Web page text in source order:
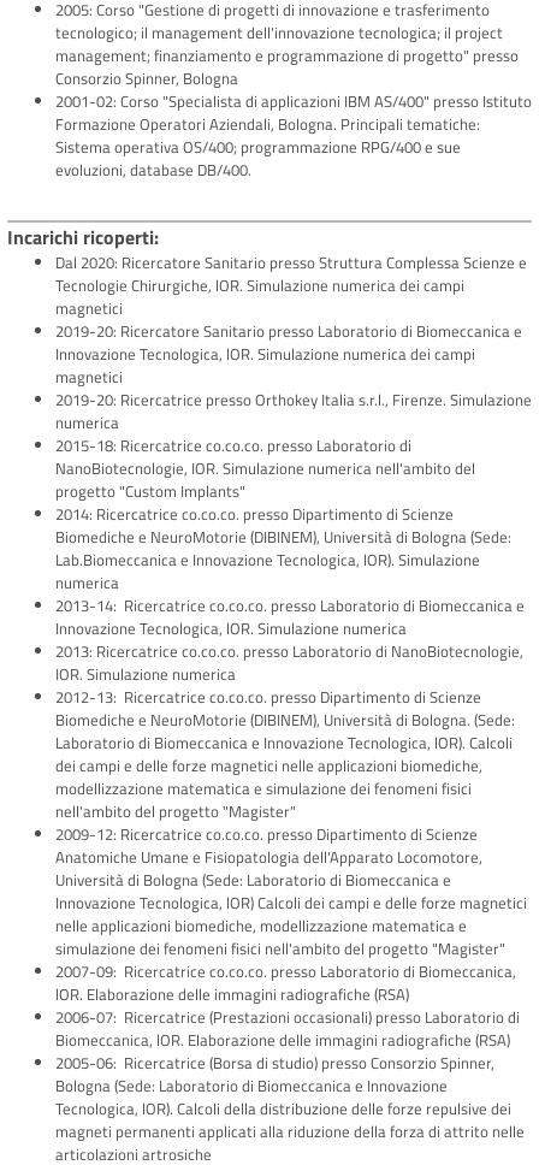
2005: Corso "Gestione di progetti di innovazione e trasferimento
tecnologico; il management dell'innovazione tecnologica; il project
management; finanziamento e programmazione di progetto" presso
Consorzio Spinner, Bologna
2001-02: Corso "Specialista di applicazioni IBM AS/400" presso Istituto
Formazione Operatori Aziendali, Bologna. Principali tematiche:
Sistema operativa OS/400; programmazione RPG/400 e sue
evoluzioni, database DB/400.
Incarichi ricoperti
Dal 2020: Ricercatore Sanitario presso Struttura Complessa Scienze e
Tecnologie Chirurgiche, lOR. Simulazione numerica dei campi
magnetici
2019-20: Ricercatore Sanitario presso Laboratorio di Biomeccanica e
Innovazione Tecnologica, lOR. Simulazione numerica dei campi
magnetici
2019-20: Ricercatrice presso Orthokey Italia s.r.l., Firenze. Simulazione
numerica
2015-18: Ricercatrice co.co.co. presso Laboratorio di
NanoBiotecnologie, IOR. Simulazione numerica nell'ambito del
progetto "Custom Implants"
2014: Ricercatrice co.co.co. presso Dipartimento di Scienze
Biomediche e NeuroMotorie (DIBINEM), Università di Bologna (Sede:
Lab.Biomeccanica e Innovazione Tecnologica, lOR). Simulazione
numerica
2013-14: Ricercatrice co.co.co. presso Laboratorio di Biomeccanica e
Innovazione Tecnologica, lOR. Simulazione numerica
2013: Ricercatrice co.co.co. presso Laboratorio di NanoBiotecnologie,
IOR. Simulazione numerica
2012-13: Ricercatrice co.co.co. presso Dipartimento di Scienze
Biomediche e NeuroMotorie (DIBINEM), Università di Bologna. (Sede:
Laboratorio di Biomeccanica e Innovazione Tecnologica, lOR). Calcoli
dei campi e delle forze magnetici nelle applicazioni biomediche,
modellizzazione matematica e simulazione dei fenomeni fisici
nell'ambito del progetto "Magister"
2009-12: Ricercatrice co.co.co. presso Dipartimento di Scienze
Anatomiche Umane e Fisiopatologia dell'Apparato Locomotore,
Università di Bologna (Sede: Laboratorio di Biomeccanica e
Innovazione Tecnologica, lOR) Calcoli dei campi e delle forze magnetici
nelle applicazioni biomediche, modellizzazione matematica e
simulazione dei fenomeni fisici nell'ambito del progetto "Magister"
2007-09: Ricercatrice co.co.co. presso Laboratorio di Biomeccanica,
lOR. Elaborazione delle immagini radiografiche (RSA)
2006-07: Ricercatrice (Prestazioni occasionali) presso Laboratorio di
Biomeccanica, lOR. Elaborazione delle immagini radiografiche (RSA)
2005-06: Ricercatrice (Borsa di studio) presso Consorzio Spinner,
Bologna (Sede: Laboratorio di Biomeccanica e Innovazione
Tecnologica, lOR). Calcoli della distribuzione delle forze repulsive dei
magneti permanenti applicati alla riduzione della forza di attrito nelle
articolazioni artrosiche